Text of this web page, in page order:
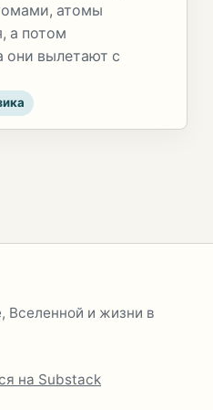
атомы
а потом
они вылетают с
Вселенной и жизни в
на Substack